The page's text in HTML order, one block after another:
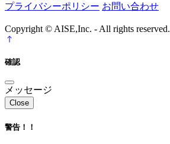
プライバシーポリシー お問い合わせ
Copyright © AISE,Inc. - All rights reserved.
確認
メッセージ
Close
警告！！